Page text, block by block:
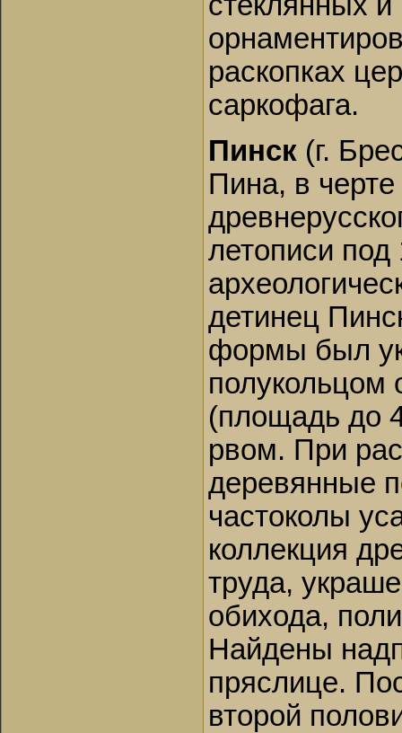
раскопках
саркофага.
Пинск (г.
Пина, в
летописи
детинец
формы был
полукольцом
(площадь до
рвом. При
деревянные
частоколы
коллекция
труда,
обихода,
Найдены
пряслице.
второй